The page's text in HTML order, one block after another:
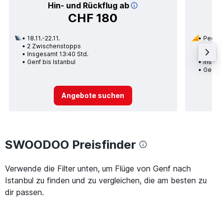
Hin- und Rückflug ab
CHF 180
18.11.-22.11.
2 Zwischenstopps
Insgesamt 13:40 Std.
Genf bis Istanbul
Angebote suchen
Genf
SWOODOO Preisfinder
Verwende die Filter unten, um Flüge von Genf nach
Istanbul zu finden und zu vergleichen, die am besten zu
dir passen.